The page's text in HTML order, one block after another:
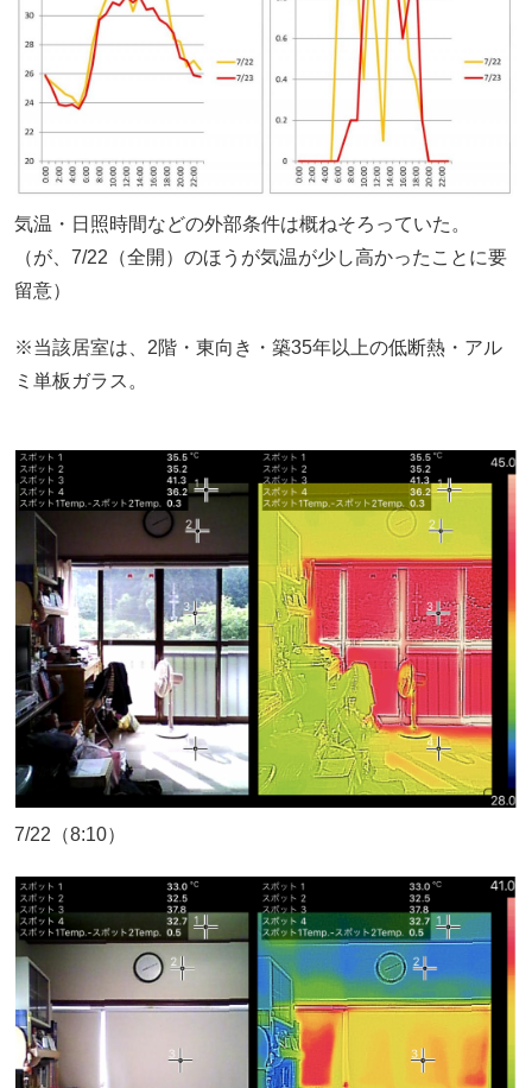
気温・日照時間などの外部条件は概ねそろっていた。
（が、7/22（全開）のほうが気温が少し高かったことに要
留意）
※当該居室は、2階・東向き・築35年以上の低断熱・アル
ミ単板ガラス。
7/22（8:10）